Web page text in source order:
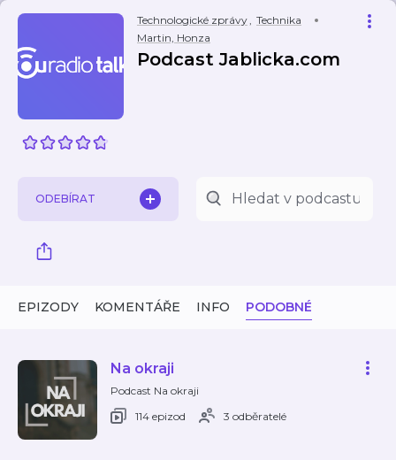
Technologické zprávy, Technika
Martin, Honza
Podcast Jablicka.com
ODEBÍRAT
EPIZODY KOMENTÁŘE INFO PODOBNÉ
Na okraji
Podcast Na okraji
114 epizod
3 odběratelé